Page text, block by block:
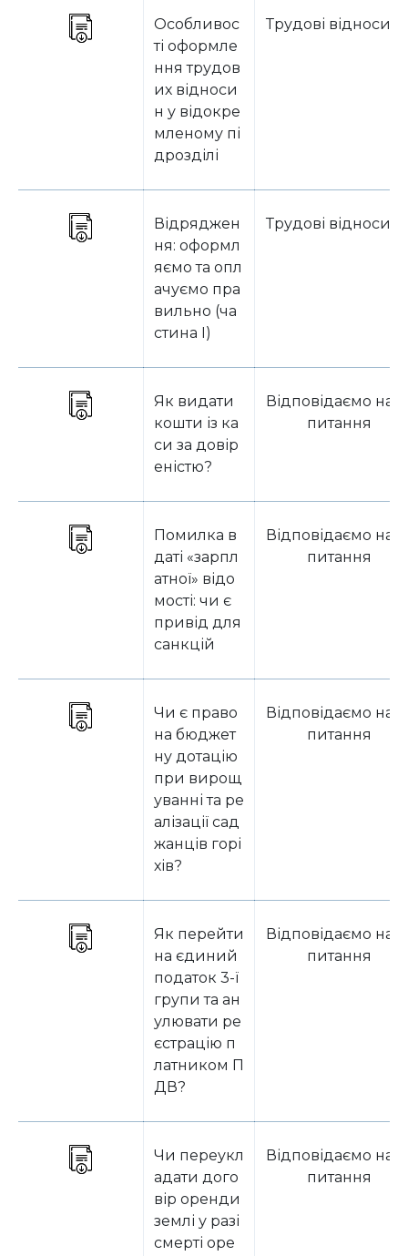
Особливос
ті оформле
ння трудов
их відноси
н у відокре
мленому пі
дрозділі
Трудові
Відряджен
ня: оформл
яємо та опл
ачуємо пра
вильно (ча
стина I)
Трудові
Як видати
кошти із ка
си за довір
еністю?
Відповідаємо на
питання
Помилка в
даті «зарпл
атної» відо
мості: чи є
привід для
санкцій
Відповідаємо на
питання
Чи є право
на бюджет
ну дотацію
при вирощ
уванні та ре
алізації сад
жанців горі
хів?
Відповідаємо на
питання
Як перейти
на єдиний
податок 3-ї
групи та ан
улювати ре
єстрацію п
латником П
ДВ?
Відповідаємо на
питання
Чи переукл
адати дого
вір оренди
землі у разі
смерті оре
Відповідаємо на
питання